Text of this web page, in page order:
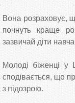
Вона розраховує,
почнуть краще
зазвичай діти
Молоді біженці у
сподівається, що
з підозрою.